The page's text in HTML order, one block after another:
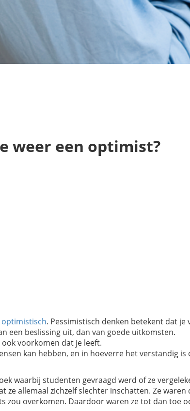
weer een optimist?
optimistisch. Pessimistisch denken betekent dat
een beslissing uit, dan van goede uitkomsten.
voorkomen dat je leeft.
kan hebben, en in hoeverre het verstandig
waarbij studenten gevraagd werd of ze
ze allemaal zichzelf slechter inschatten. Ze
overkomen. Daardoor waren ze tot dan toe